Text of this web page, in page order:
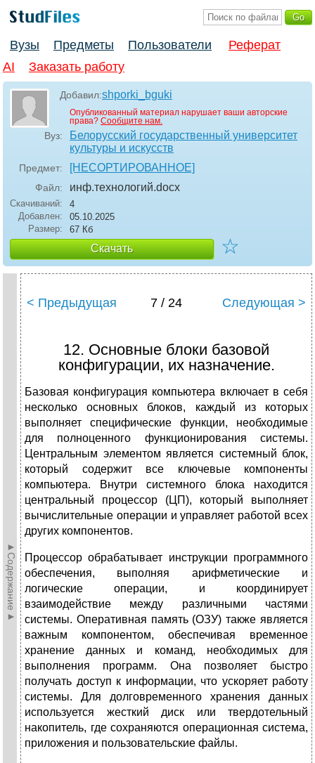
Вузы Предметы Пользователи
Реферат
AI
Заказать работу
Добавил:shporki_bguki
Опубликованный материал нарушает ваши авторские
права? Сообщите нам.
Вуз:
Белорусский государственный университет
культуры и искусств
Предмет: [НЕСОРТИРОВАННОЕ]
Файл: инф.технологий.docx
Скачиваний:
4
Добавлен:
05.10.2025
Размер:
67 Кб
Скачать ☆
►Содержание►
< Предыдущая 7 / 24 Следующая >
12. Основные блоки базовой
конфигурации, их назначение.
Базовая конфигурация компьютера включает в себя
несколько основных блоков, каждый из которых
выполняет специфические функции, необходимые
для полноценного функционирования системы.
Центральным элементом является системный блок,
который содержит все ключевые компоненты
компьютера. Внутри системного блока находится
центральный процессор (ЦП), который выполняет
вычислительные операции и управляет работой всех
других компонентов.
Процессор обрабатывает инструкции программного
обеспечения, выполняя арифметические и
логические операции, и координирует
взаимодействие между различными частями
системы. Оперативная память (ОЗУ) также является
важным компонентом, обеспечивая временное
хранение данных и команд, необходимых для
выполнения программ. Она позволяет быстро
получать доступ к информации, что ускоряет работу
системы. Для долговременного хранения данных
используется жесткий диск или твердотельный
накопитель, где сохраняются операционная система,
приложения и пользовательские файлы.